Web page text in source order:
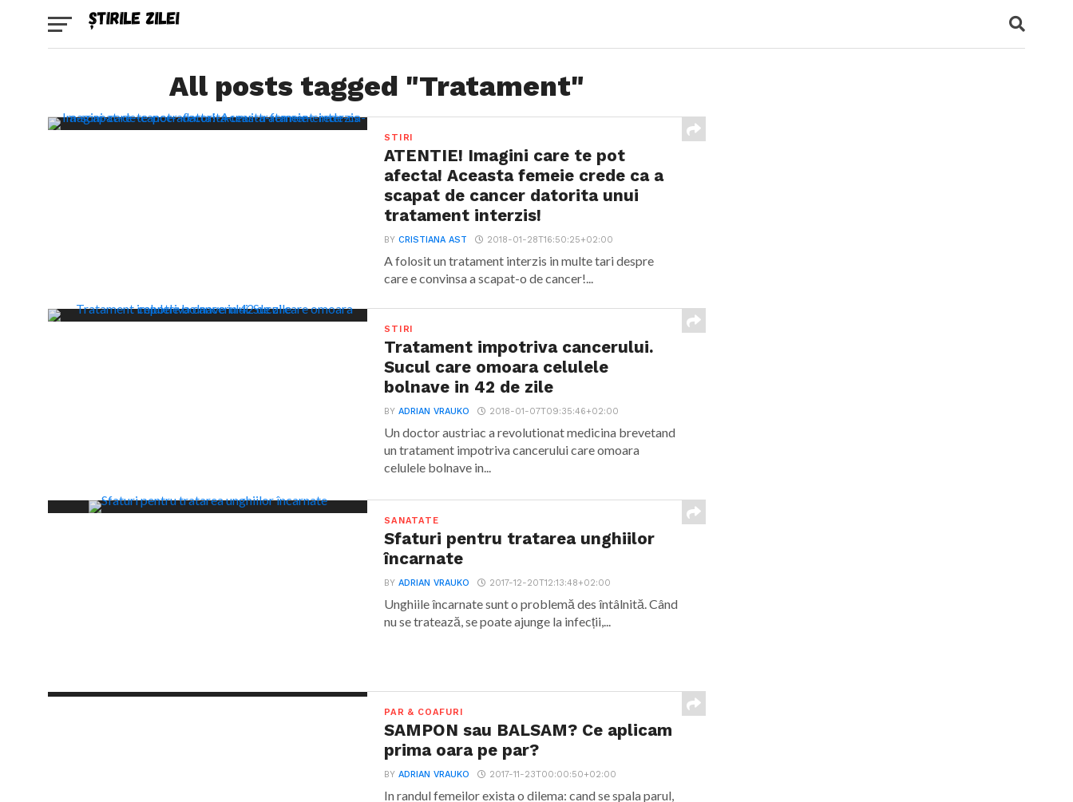
All posts tagged "Tratament"
STIRI
ATENTIE! Imagini care te pot
afecta! Aceasta femeie crede ca a
scapat de cancer datorita unui
tratament interzis!
BYCRISTIANA AST 2018-01-28T16:50:25+02:00
A folosit un tratament interzis in multe tari despre
care e convinsa a scapat-o de cancer!...
STIRI
Tratament impotriva cancerului.
Sucul care omoara celulele
bolnave in 42 de zile
BYADRIAN VRAUKO 2018-01-07T09:35:46+02:00
Un doctor austriac a revolutionat medicina brevetand
un tratament impotriva cancerului care omoara
celulele bolnave in...
SANATATE
Sfaturi pentru tratarea unghiilor
încarnate
BYADRIAN VRAUKO 2017-12-20T12:13:48+02:00
Unghiile încarnate sunt o problemă des întâlnită. Când
nu se tratează, se poate ajunge la infecții,...
PAR & COAFURI
SAMPON sau BALSAM? Ce aplicam
prima oara pe par?
BYADRIAN VRAUKO 2017-11-23T00:00:50+02:00
In randul femeilor exista o dilema: cand se spala parul,